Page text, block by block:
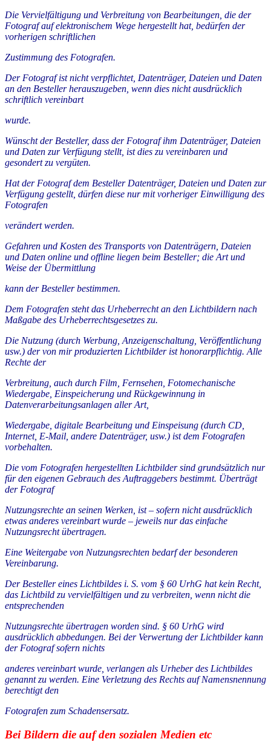
Die Vervielfältigung und Verbreitung von Bearbeitungen, die der
Fotograf auf elektronischem Wege hergestellt hat, bedürfen der
vorherigen schriftlichen
Zustimmung des Fotografen.
Der Fotograf ist nicht verpflichtet, Datenträger, Dateien und Daten
an den Besteller herauszugeben, wenn dies nicht ausdrücklich
schriftlich vereinbart
wurde.
Wünscht der Besteller, dass der Fotograf ihm Datenträger, Dateien
und Daten zur Verfügung stellt, ist dies zu vereinbaren und
gesondert zu vergüten.
Hat der Fotograf dem Besteller Datenträger, Dateien und Daten zur
Verfügung gestellt, dürfen diese nur mit vorheriger Einwilligung des
Fotografen
verändert werden.
Gefahren und Kosten des Transports von Datenträgern, Dateien
und Daten online und offline liegen beim Besteller; die Art und
Weise der Übermittlung
kann der Besteller bestimmen.
Dem Fotografen steht das Urheberrecht an den Lichtbildern nach
Maßgabe des Urheberrechtsgesetzes zu.
Die Nutzung (durch Werbung, Anzeigenschaltung, Veröffentlichung
usw.) der von mir produzierten Lichtbilder ist honorarpflichtig. Alle
Rechte der
Verbreitung, auch durch Film, Fernsehen, Fotomechanische
Wiedergabe, Einspeicherung und Rückgewinnung in
Datenverarbeitungsanlagen aller Art,
Wiedergabe, digitale Bearbeitung und Einspeisung (durch CD,
Internet, E-Mail, andere Datenträger, usw.) ist dem Fotografen
vorbehalten.
Die vom Fotografen hergestellten Lichtbilder sind grundsätzlich nur
für den eigenen Gebrauch des Auftraggebers bestimmt. Überträgt
der Fotograf
Nutzungsrechte an seinen Werken, ist – sofern nicht ausdrücklich
etwas anderes vereinbart wurde – jeweils nur das einfache
Nutzungsrecht übertragen.
Eine Weitergabe von Nutzungsrechten bedarf der besonderen
Vereinbarung.
Der Besteller eines Lichtbildes i. S. vom § 60 UrhG hat kein Recht,
das Lichtbild zu vervielfältigen und zu verbreiten, wenn nicht die
entsprechenden
Nutzungsrechte übertragen worden sind. § 60 UrhG wird
ausdrücklich abbedungen. Bei der Verwertung der Lichtbilder kann
der Fotograf sofern nichts
anderes vereinbart wurde, verlangen als Urheber des Lichtbildes
genannt zu werden. Eine Verletzung des Rechts auf Namensnennung
berechtigt den
Fotografen zum Schadensersatz.
Bei Bildern die auf den sozialen Medien etc